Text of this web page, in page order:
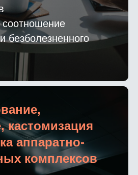
безболезненного
кастомизация
аппаратно-
комплексов